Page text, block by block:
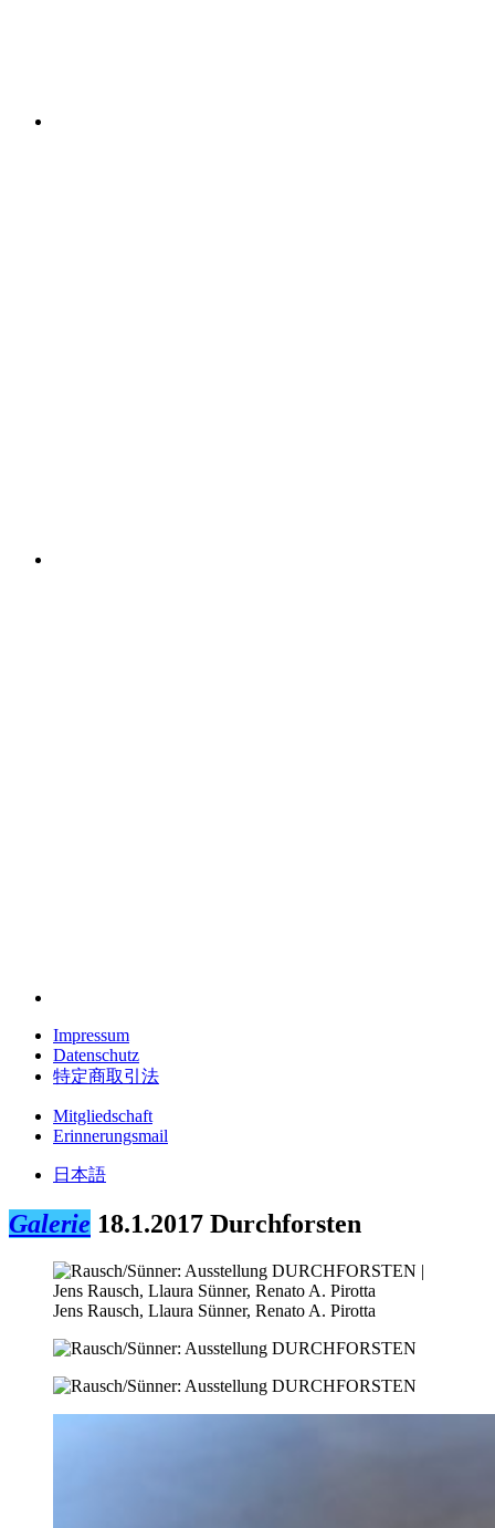
Impressum
Datenschutz
特定商取引法
Mitgliedschaft
Erinnerungsmail
日本語
Galerie 18.1.2017 Durchforsten
Jens Rausch, Llaura Sünner, Renato A. Pirotta